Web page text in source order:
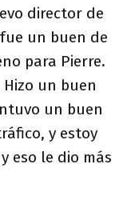
director de
un buen de
para Pierre.
Hizo un buen
un buen
y estoy
eso le dio más